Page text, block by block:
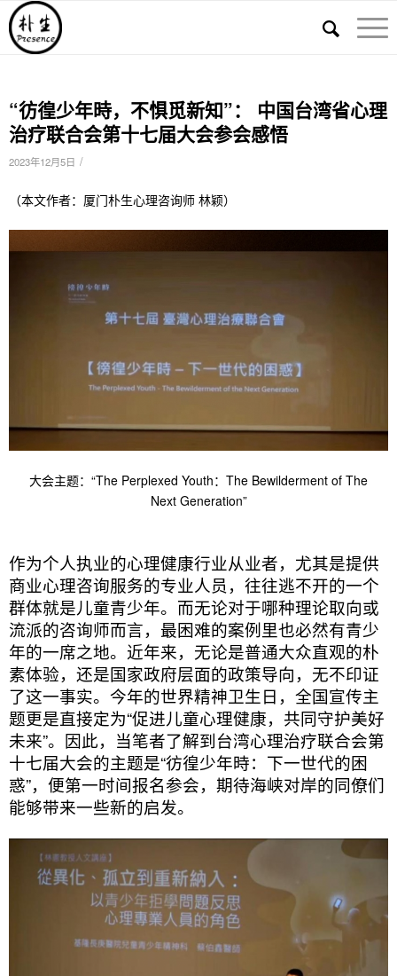
“彷徨少年時，不惧觅新知”： 中国台湾省心理
治疗联合会第十七届大会参会感悟
2023年12月5日 /
（本文作者：厦门朴生心理咨询师 林颖）
大会主题：“The Perplexed Youth：The Bewilderment of The
Next Generation”
作为个人执业的心理健康行业从业者，尤其是提供
商业心理咨询服务的专业人员，往往逃不开的一个
群体就是儿童青少年。而无论对于哪种理论取向或
流派的咨询师而言，最困难的案例里也必然有青少
年的一席之地。近年来，无论是普通大众直观的朴
素体验，还是国家政府层面的政策导向，无不印证
了这一事实。今年的世界精神卫生日，全国宣传主
题更是直接定为“促进儿童心理健康，共同守护美好
未来”。因此，当笔者了解到台湾心理治疗联合会第
十七届大会的主题是“彷徨少年時：下一世代的困
惑”，便第一时间报名参会，期待海峡对岸的同僚们
能够带来一些新的启发。